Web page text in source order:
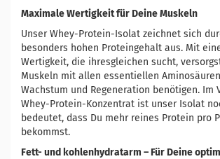
Maximale Wertigkeit für Deine Muskeln
Unser Whey-Protein-Isolat zeichnet sich
besonders hohen Proteingehalt aus. Mit
Wertigkeit, die ihresgleichen sucht,
Muskeln mit allen essentiellen
Wachstum und Regeneration benötigen. Im
Whey-Protein-Konzentrat ist unser Isolat
bedeutet, dass Du mehr reines Protein pro
bekommst.
Fett- und kohlenhydratarm – Für Deine